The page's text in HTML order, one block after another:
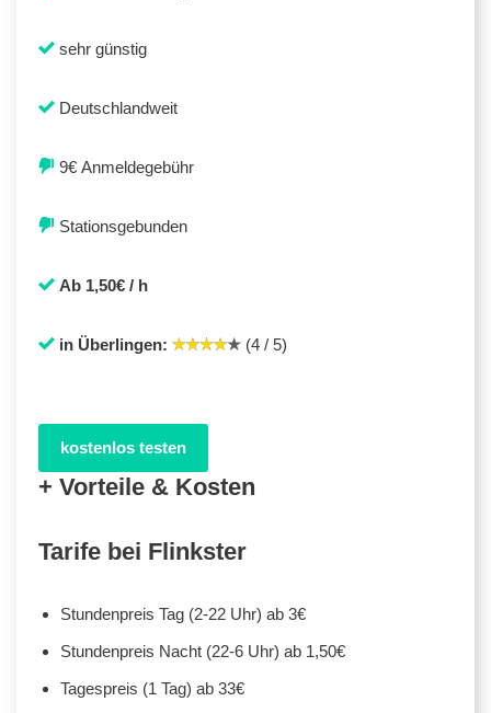
sehr günstig
Deutschlandweit
9€ Anmeldegebühr
Stationsgebunden
Ab 1,50€ / h
in Überlingen: (4 / 5)
kostenlos testen
+ Vorteile & Kosten
Tarife bei Flinkster
Stundenpreis Tag (2-22 Uhr) ab 3€
Stundenpreis Nacht (22-6 Uhr) ab 1,50€
Tagespreis (1 Tag) ab 33€